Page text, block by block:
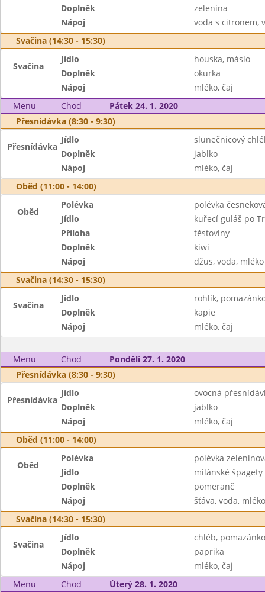
Doplněk
zelenina
Nápoj
voda s citronem,
Svačina (14:30 - 15:30)
Svačina
Jídlo
houska, máslo
Doplněk
okurka
Nápoj
mléko, čaj
Menu
Chod
Pátek 24. 1. 2020
Přesnídávka (8:30 - 9:30)
Přesnídávka
Jídlo
slunečnicový
Doplněk
jablko
Nápoj
mléko, čaj
Oběd (11:00 - 14:00)
Oběd
Polévka
polévka
Jídlo
kuřecí guláš po
Příloha
těstoviny
Doplněk
kiwi
Nápoj
džus, voda, mléko
Svačina (14:30 - 15:30)
Svačina
Jídlo
rohlík,
Doplněk
kapie
Nápoj
mléko, čaj
Menu Chod
Pondělí 27. 1. 2020
Přesnídávka (8:30 - 9:30)
Přesnídávka
Jídlo
ovocná
Doplněk
jablko
Nápoj
mléko, čaj
Oběd (11:00 - 14:00)
Oběd
Polévka
polévka
Jídlo
milánské špagety
Doplněk
pomeranč
Nápoj
šťáva, voda, mléko
Svačina (14:30 - 15:30)
Svačina
Jídlo
chléb,
Doplněk
paprika
Nápoj
mléko, čaj
Menu
Chod Úterý 28. 1. 2020